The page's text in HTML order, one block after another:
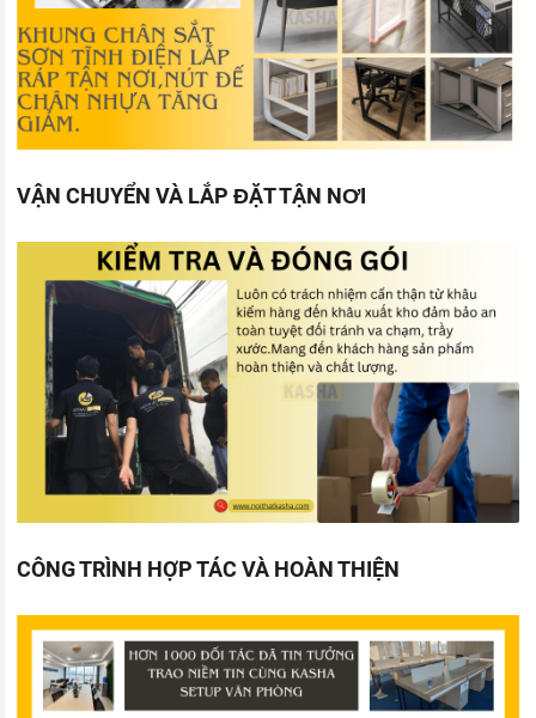
VẬN CHUYỂN VÀ LẮP ĐẶT TẬN NƠI
CÔNG TRÌNH HỢP TÁC VÀ HOÀN THIỆN